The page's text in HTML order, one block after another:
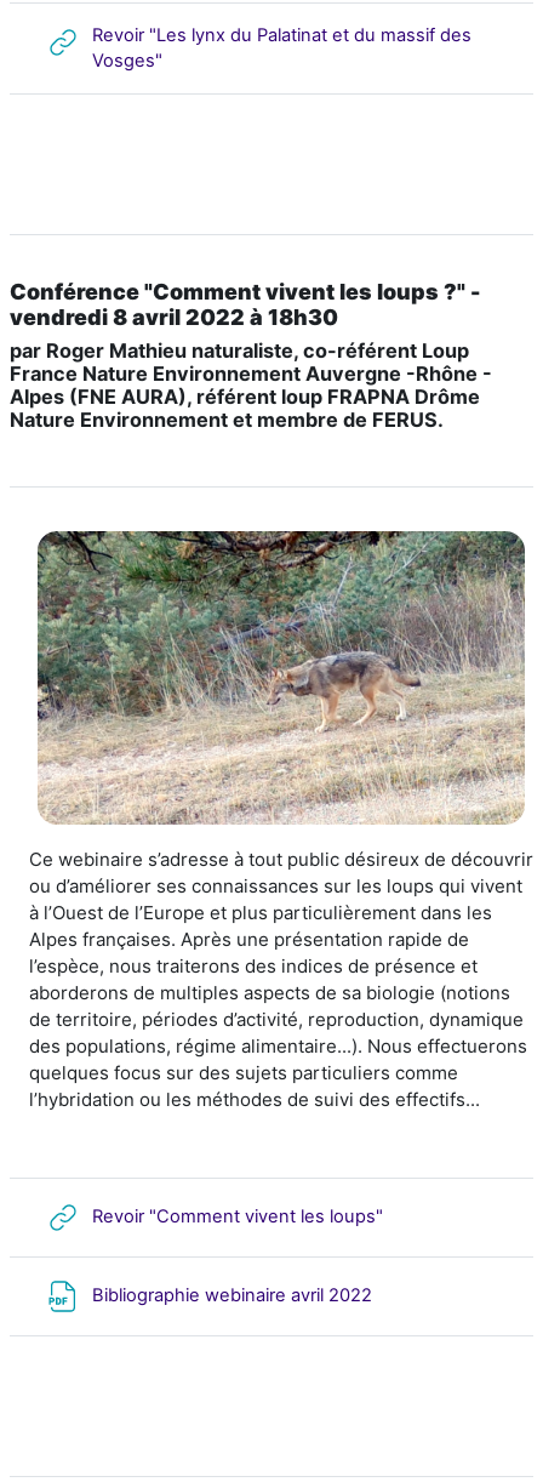
Revoir "Les lynx du Palatinat et du massif des
Vosges"
Conférence "Comment vivent les loups ?" -
vendredi 8 avril 2022 à 18h30
par Roger Mathieu naturaliste, co-référent Loup
France Nature Environnement Auvergne -Rhône -
Alpes (FNE AURA), référent loup FRAPNA Drôme
Nature Environnement et membre de FERUS.
Ce webinaire s’adresse à tout public désireux de découvrir
ou d’améliorer ses connaissances sur les loups qui vivent
à l’Ouest de l’Europe et plus particulièrement dans les
Alpes françaises. Après une présentation rapide de
l’espèce, nous traiterons des indices de présence et
aborderons de multiples aspects de sa biologie (notions
de territoire, périodes d’activité, reproduction, dynamique
des populations, régime alimentaire...). Nous effectuerons
quelques focus sur des sujets particuliers comme
l’hybridation ou les méthodes de suivi des effectifs...
Revoir "Comment vivent les loups"
Bibliographie webinaire avril 2022